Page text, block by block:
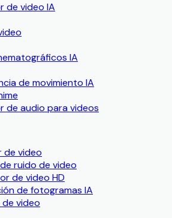
de video IA
IA
de movimiento IA
de audio para videos
de video
ruido de video
de video HD
de fotogramas IA
video